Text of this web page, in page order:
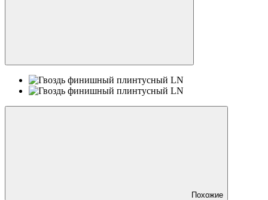
Похожие